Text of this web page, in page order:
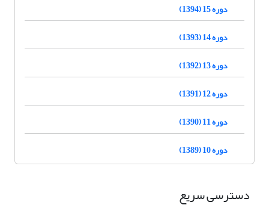
دوره 15 (1394)
دوره 14 (1393)
دوره 13 (1392)
دوره 12 (1391)
دوره 11 (1390)
دوره 10 (1389)
دسترسی سریع